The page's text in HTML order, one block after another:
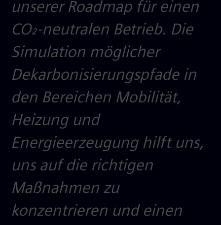
unserer Roadmap für einen
CO₂-neutralen Betrieb. Die
Simulation möglicher
Dekarbonisierungspfade in
den Bereichen Mobilität,
Heizung und
Energieerzeugung hilft uns,
uns auf die richtigen
Maßnahmen zu
konzentrieren und einen